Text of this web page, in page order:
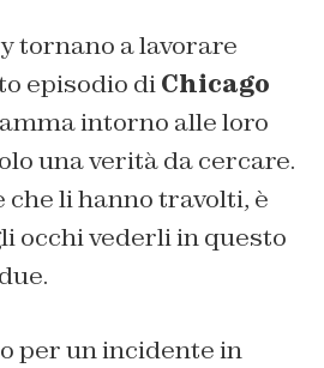
tornano a lavorare
episodio diChicago
intorno alle loro
una verità da cercare.
che li hanno travolti, è
occhi vederli in questo
per un incidente in